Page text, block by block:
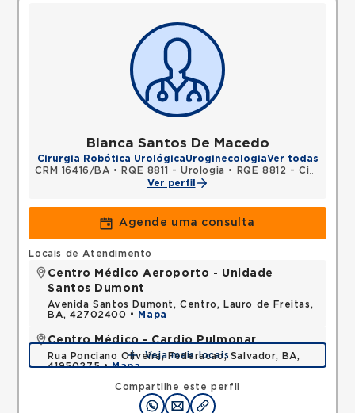
Bianca Santos De Macedo
Cirurgia Robótica UrológicaUroginecologiaVer todas
CRM 16416/BA • RQE 8811 - Urologia •
RQE 8812 - Cirurgia geral
Ver perfil
Agende uma consulta
Compartilhe este perfil
Locais de Atendimento
Centro Médico Aeroporto - Unidade
Santos Dumont
Avenida Santos Dumont, Centro, Lauro de Freitas,
BA, 42702400 •
Mapa
Centro Médico - Cardio Pulmonar
Rua Ponciano Oliveira, Federacao, Salvador, BA,
41950275 •Mapa
Veja mais locais